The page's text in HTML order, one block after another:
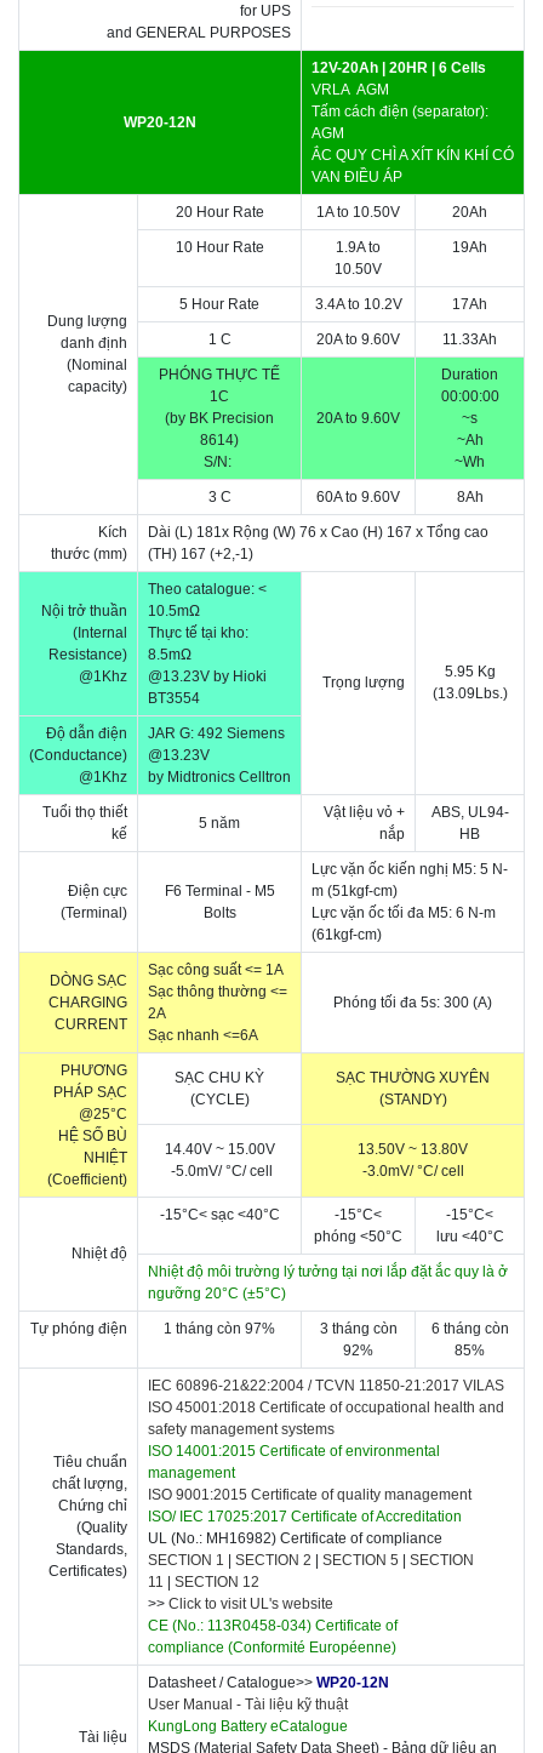
for UPS
and GENERAL PURPOSES
WP20-12N
12V-20Ah | 20HR | 6 Cells
VRLA AGM
Tấm cách điện (separator):
AGM
ẮC QUY CHÌ A XÍT KÍN KHÍ CÓ
VAN ĐIỀU ÁP
Dung lượng
danh định
(Nominal
capacity)
20 Hour Rate 1A to 10.50V 20Ah
10 Hour Rate
1.9A to
10.50V
19Ah
5 Hour Rate 3.4A to 10.2V 17Ah
1 C 20A to 9.60V 11.33Ah
PHÓNG THỰC TẾ
1C
(by BK Precision
8614)
S/N:
20A to 9.60V
Duration
00:00:00
~s
~Ah
~Wh
3 C 60A to 9.60V 8Ah
Kích
thước (mm)
Dài (L) 181x Rộng (W) 76 x Cao (H) 167 x Tổng cao
(TH) 167 (+2,-1)
Nội trở thuần
(Internal
Resistance)
@1Khz
Theo catalogue: <
10.5mΩ
Thực tế tại kho:
8.5mΩ
@13.23V by Hioki
BT3554
Trọng lượng
5.95 Kg
(13.09Lbs.)
Độ dẫn điện
(Conductance)
@1Khz
JAR G: 492 Siemens
@13.23V
by Midtronics Celltron
Tuổi thọ thiết
kế
5 năm
Vật liệu vỏ +
nắp
ABS, UL94-
HB
Điện cực
(Terminal)
F6 Terminal - M5
Bolts
​Lực vặn ốc kiến nghị M5: 5 N-
m (51kgf-cm)
Lực vặn ốc tối đa M5: 6 N-m
(61kgf-cm)
DÒNG SẠC
CHARGING
CURRENT
Sạc công suất <= 1A
Sạc thông thường <=
2A
Sạc nhanh <=6A
Phóng tối đa 5s: 300 (A)
PHƯƠNG
PHÁP SẠC
@25°C
HỆ SỐ BÙ
NHIỆT
(Coefficient)
SẠC CHU KỲ
(CYCLE)
SẠC THƯỜNG XUYÊN
(STANDY)
14.40V ~ 15.00V
-5.0mV/°C/ cell
13.50V ~ 13.80V
-3.0mV/°C/ cell
Nhiệt độ
-15°C< sạc <40°C -15°C<
phóng <50°C
-15°C<
ưu <40°C
Nhiệt độ môi trường lý tưởng tại nơi lắp đặt ắc quy là ở
ngưỡng 20°C (±5°C)
Tự phóng điện 1 tháng còn 97%
3 tháng còn
92%
6 tháng còn
85%
Tiêu chuẩn
chất lượng,
Chứng chỉ
(Quality
Standards,
Certificates)
IEC 60896-21&22:2004 /TCVN 11850-21:2017 VILAS
ISO 45001:2018 Certificate of occupational health and
safety management systems
ISO 14001:2015 Certificate of environmental
management
ISO 9001:2015 Certificate of quality management
ISO/ IEC 17025:2017 Certificate of Accreditation
UL (No.: MH16982) Certificate of compliance
SECTION 1
SECTION 2 SECTION 5
SECTION
11
SECTION 12
>> Click to visit UL's website
CE (No.: 113R0458-034) Certificate of
compliance (Conformité Européenne)
Tài liệu
Datasheet / Catalogue>> WP20-12N
User Manual - Tài liệu kỹ thuật
KungLong Battery eCatalogue
MSDS (Material Safety Data Sheet) - Bảng dữ liệu an